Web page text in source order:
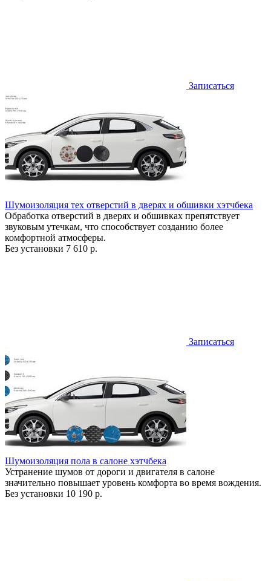
Записаться
Шумоизоляция тех отверстий в дверях и обшивки хэтчбека
Обработка отверстий в дверях и обшивках препятствует
звуковым утечкам, что способствует созданию более
комфортной атмосферы.
Без установки 7 610 р.
Записаться
Шумоизоляция пола в салоне хэтчбека
Устранение шумов от дороги и двигателя в салоне
значительно повышает уровень комфорта во время вождения.
Без установки 10 190 р.